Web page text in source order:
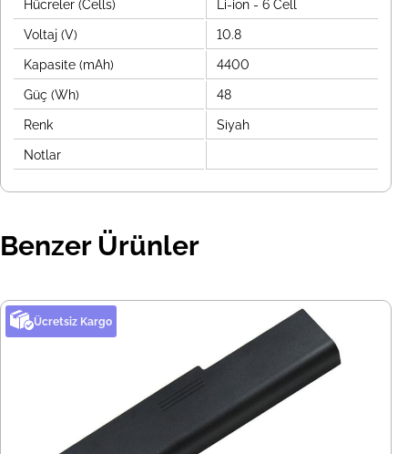
Hücreler (Cells) Li-ion - 6 Cell
Voltaj (V) 10.8
Kapasite (mAh) 4400
Güç (Wh) 48
Renk Siyah
Notlar
Benzer Ürünler
Ücretsiz Kargo